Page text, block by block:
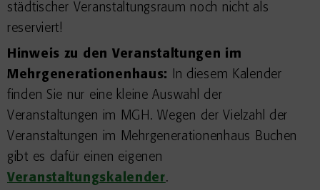
städtischer Veranstaltungsraum noch nicht als
reserviert!
Hinweis zu den Veranstaltungen im
Mehrgenerationenhaus:
In diesem Kalender
finden Sie nur eine kleine Auswahl der
Veranstaltungen im MGH. Wegen der Vielzahl der
Veranstaltungen im Mehrgenerationenhaus Buchen
gibt es dafür einen eigenen
Veranstaltungskalender.